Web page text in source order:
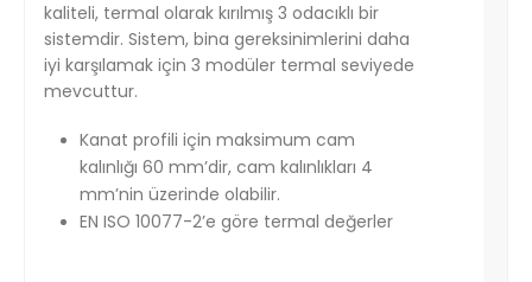
kaliteli, termal olarak kırılmış 3 odacıklı bir
sistemdir. Sistem, bina gereksinimlerini daha
iyi karşılamak için 3 modüler termal seviyede
mevcuttur.
Kanat profili için maksimum cam
kalınlığı 60 mm’dir, cam kalınlıkları 4
mm’nin üzerinde olabilir.
EN ISO 10077-2’e göre termal değerler